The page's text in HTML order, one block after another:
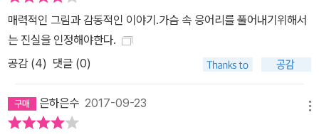
매력적인 그림과 감동적인 이야기.가슴 속 응어리를 풀어내기위해서
는 진실을 인정해야한다.
공감 (4) 댓글 (0)
은하은수 2017-09-23